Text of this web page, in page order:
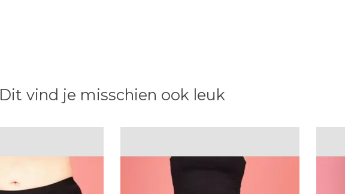
Dit vind je misschien ook leuk